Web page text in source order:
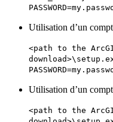
Utilisation d’un
<path to the
Utilisation d’un
<path to the